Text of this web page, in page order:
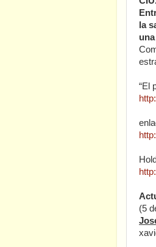
la
“El
(5